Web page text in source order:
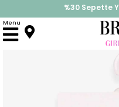
%30 Sepette
İndirimlere ek %10
Menu
Anasayfa Çorap